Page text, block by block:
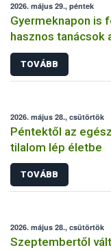
2026. május 29., péntek
Gyermeknapon is
hasznos tanácsok
TOVÁBB
2026. május 28., csütörtök
Péntektől az
tilalom lép életbe
TOVÁBB
2026. május 28., csütörtök
Szeptembertől